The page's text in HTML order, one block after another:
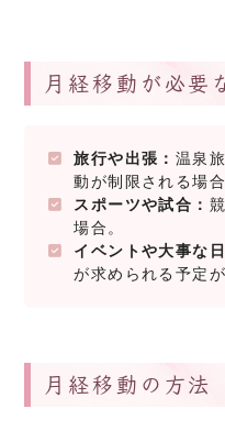
月経移動が必要
旅行や出張： 温泉
動が制限される場合
スポーツや試合：
場合。
イベントや大事な
が求められる予定が
月経移動の方法